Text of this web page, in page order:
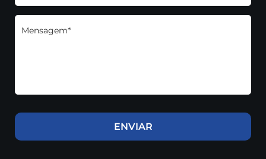
Mensagem*